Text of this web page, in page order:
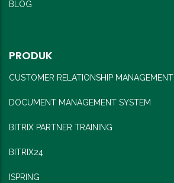
BLOG
PRODUK
CUSTOMER RELATIONSHIP MANAGEMENT
DOCUMENT MANAGEMENT SYSTEM
BITRIX PARTNER TRAINING
BITRIX24
ISPRING